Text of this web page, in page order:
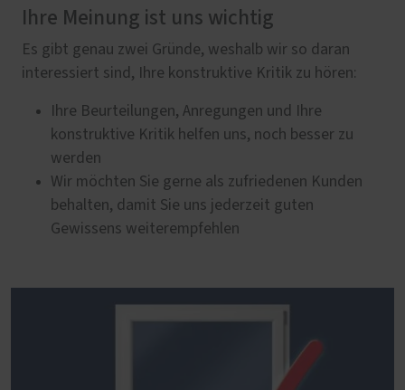
Ihre Meinung ist uns wichtig
Es gibt genau zwei Gründe, weshalb wir so daran
interessiert sind, Ihre konstruktive Kritik zu hören:
Ihre Beurteilungen, Anregungen und Ihre
konstruktive Kritik helfen uns, noch besser zu
werden
Wir möchten Sie gerne als zufriedenen Kunden
behalten, damit Sie uns jederzeit guten
Gewissens weiterempfehlen